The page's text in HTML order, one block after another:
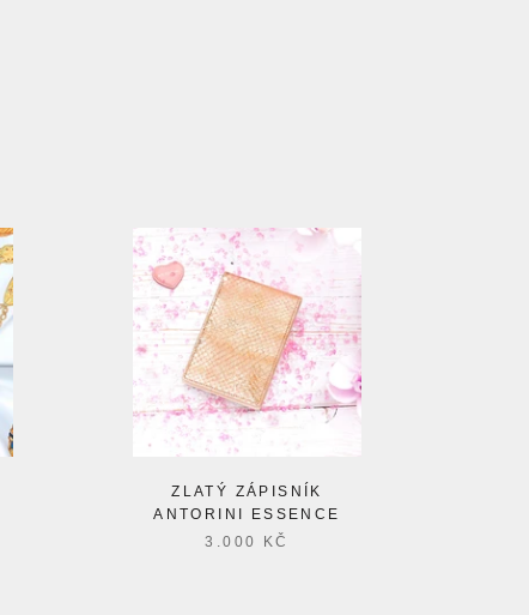
ZLATÝ ZÁPISNÍK
ANTORINI ESSENCE
3.000 KČ